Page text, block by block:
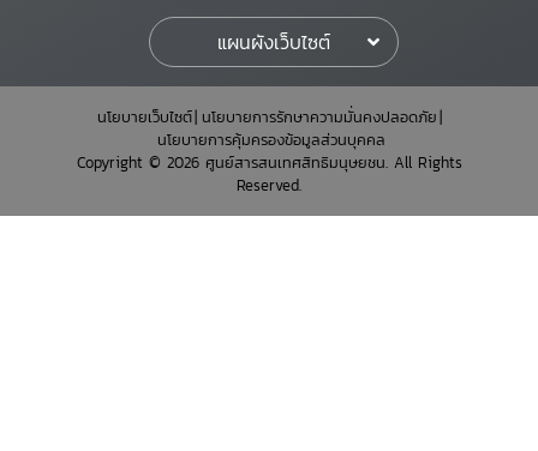
แผนผังเว็บไซต์
นโยบายเว็บไซต์ นโยบายการรักษาความมั่นคงปลอดภัย
นโยบายการคุ้มครองข้อมูลส่วนบุคคล
Copyright © 2026 ศูนย์สารสนเทศสิทธิมนุษยชน. All Rights
Reserved.